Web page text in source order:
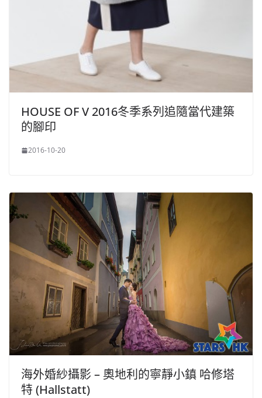
HOUSE OF V 2016冬季系列追隨當代建築
的腳印
2016-10-20
海外婚紗攝影 – 奧地利的寧靜小鎮 哈修塔
特 (Hallstatt)